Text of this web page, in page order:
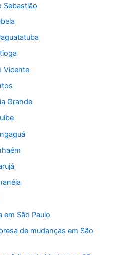
Sebastião
Vicente
Grande
em São Paulo
de mudanças em São